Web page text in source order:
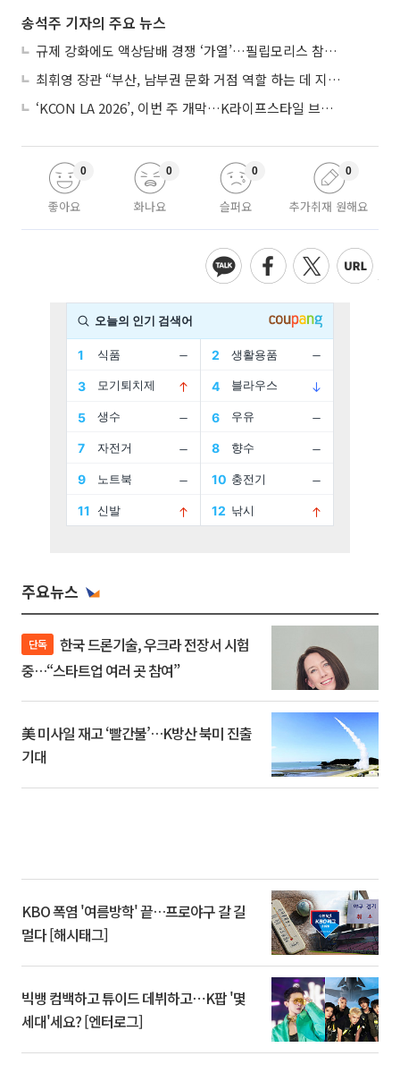
송석주 기자의 주요 뉴스
규제 강화에도 액상담배 경쟁 ‘가열’…필립모리스 참전, BAT와 격돌
최휘영 장관 “부산, 남부권 문화 거점 역할 하는 데 지원 아끼지 않을 것”
‘KCON LA 2026’, 이번 주 개막…K라이프스타일 브랜드 한 곳서 만끽
좋아요
0
화나요
0
슬퍼요
0
추가취재 원해요
0
주요뉴스
단독
중…“스타트업 여러 곳 참여”
美 미사일 재고 ‘빨간불’…K방산 북미 진출
기대
KBO 폭염 '여름방학' 끝…프로야구 갈 길
멀다 [해시태그]
빅뱅 컴백하고 튜이드 데뷔하고⋯K팝 '몇
세대'세요? [엔터로그]